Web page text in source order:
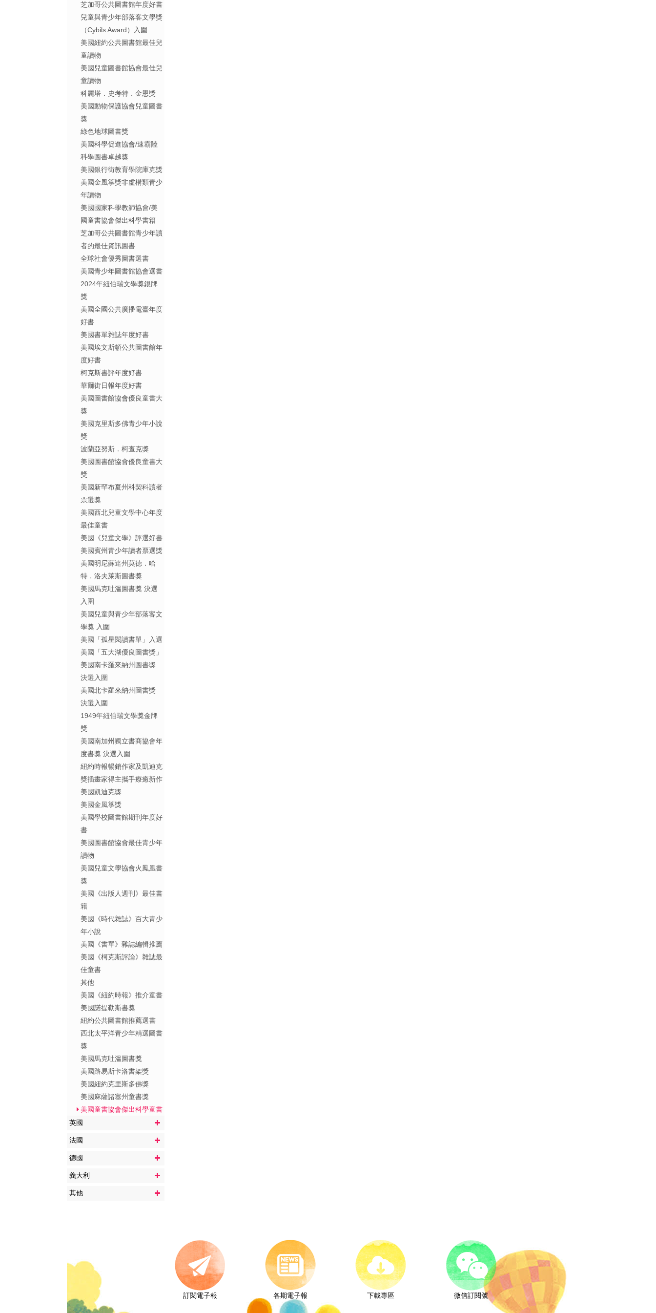
芝加哥公共圖書館年度好書
兒童與青少年部落客文學獎
（Cybils Award）入圍
美國紐約公共圖書館最佳兒
童讀物
美國兒童圖書館協會最佳兒
童讀物
科麗塔．史考特．金恩獎
美國動物保護協會兒童圖書
獎
綠色地球圖書獎
美國科學促進協會/速霸陸
科學圖書卓越獎
美國銀行街教育學院庫克獎
美國金風箏獎非虛構類青少
年讀物
美國國家科學教師協會/美
國童書協會傑出科學書籍
芝加哥公共圖書館青少年讀
者的最佳資訊圖書
全球社會優秀圖書選書
美國青少年圖書館協會選書
2024年紐伯瑞文學獎銀牌
獎
美國全國公共廣播電臺年度
好書
美國書單雜誌年度好書
美國埃文斯頓公共圖書館年
度好書
柯克斯書評年度好書
華爾街日報年度好書
美國圖書館協會優良童書大
獎
美國克里斯多佛青少年小說
獎
波蘭亞努斯．柯查克獎
美國圖書館協會優良童書大
獎
美國新罕布夏州科契科讀者
票選獎
美國西北兒童文學中心年度
最佳童書
美國《兒童文學》評選好書
美國賓州青少年讀者票選獎
美國明尼蘇達州莫德．哈
特．洛夫萊斯圖書獎
美國馬克吐溫圖書獎 決選
入圍
美國兒童與青少年部落客文
學獎 入圍
美國「孤星閱讀書單」入選
美國「五大湖優良圖書獎」
美國南卡羅來納州圖書獎
決選入圍
美國北卡羅來納州圖書獎
決選入圍
1949年紐伯瑞文學獎金牌
獎
美國南加州獨立書商協會年
度書獎 決選入圍
紐約時報暢銷作家及凱迪克
獎插畫家得主攜手療癒新作
美國凱迪克獎
美國金風箏獎
美國學校圖書館期刊年度好
書
美國圖書館協會最佳青少年
讀物
美國兒童文學協會火鳳凰書
獎
美國《出版人週刊》最佳書
籍
美國《時代雜誌》百大青少
年小說
美國《書單》雜誌編輯推薦
美國《柯克斯評論》雜誌最
佳童書
其他
美國《紐約時報》推介童書
美國諾提勒斯書獎
紐約公共圖書館推薦選書
西北太平洋青少年精選圖書
獎
美國馬克吐溫圖書獎
美國路易斯卡洛書架獎
美國紐約克里斯多佛獎
美國麻薩諸塞州童書獎
美國童書協會傑出科學童書
英國
法國
德國
義大利
其他
訂閱電子報 各期電子報 下載專區 微信訂閱號